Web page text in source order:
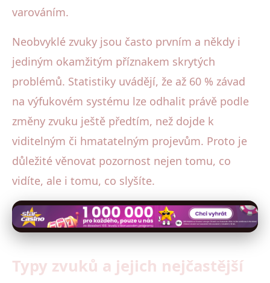
varováním.
Neobvyklé zvuky jsou často prvním a někdy i
jediným okamžitým příznakem skrytých
problémů. Statistiky uvádějí, že až 60 % závad
na výfukovém systému lze odhalit právě podle
změny zvuku ještě předtím, než dojde k
viditelným či hmatatelným projevům. Proto je
důležité věnovat pozornost nejen tomu, co
vidíte, ale i tomu, co slyšíte.
Typy zvuků a jejich nejčastější